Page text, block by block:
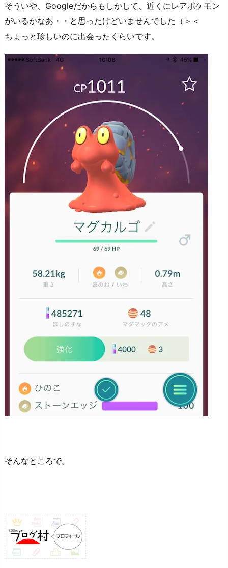
そういや、Googleだからもしかして、近くにレアポケモン
がいるかなあ・・と思ったけどいませんでした（＞＜
ちょっと珍しいのに出会ったくらいです。
そんなところで。